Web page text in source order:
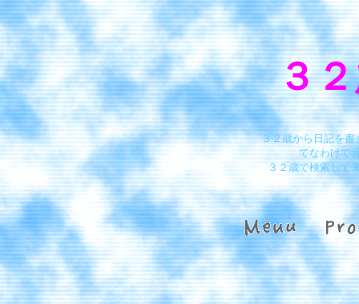
３
３２歳から日記を書
てなわけで
３２歳で検索して